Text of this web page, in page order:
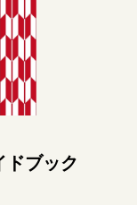
ドブック